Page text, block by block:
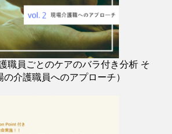
職員ごとのケアのバラ付き分析 そ
の介護職員へのアプローチ）